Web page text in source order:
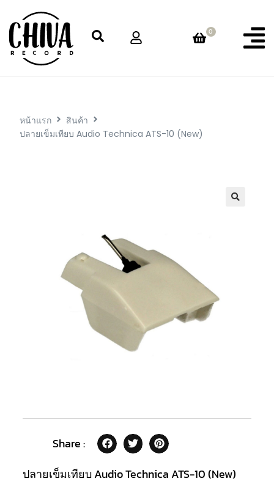
0
หน้าแรก
สินค้า
ปลายเข็มเทียบ Audio Technica ATS-10 (New)
Share :
ปลายเข็มเทียบ Audio Technica ATS-10 (New)